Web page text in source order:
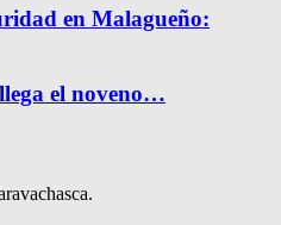
en Malagueño:
el noveno…